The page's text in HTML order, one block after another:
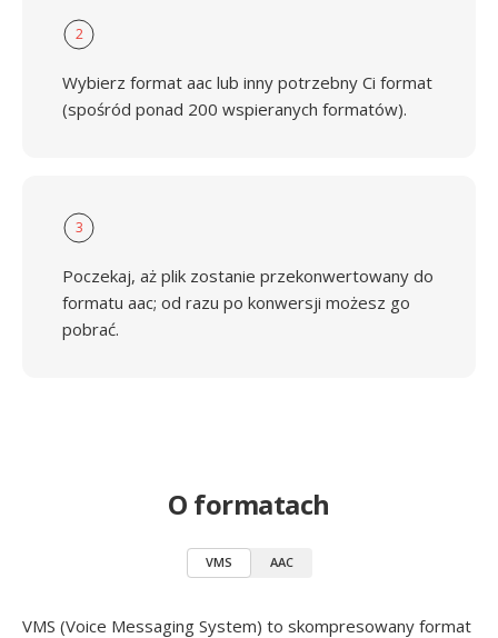
2
Wybierz format aac lub inny potrzebny Ci format
(spośród ponad 200 wspieranych formatów).
3
Poczekaj, aż plik zostanie przekonwertowany do
formatu aac; od razu po konwersji możesz go
pobrać.
O formatach
VMS AAC
VMS (Voice Messaging System) to skompresowany format